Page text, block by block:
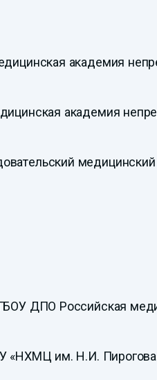
академия
академия
ДПО Российская
«НХМЦ им. Н.И.